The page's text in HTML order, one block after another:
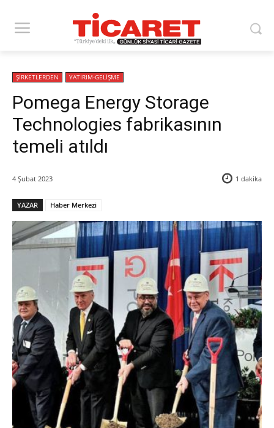
ŞİRKETLERDEN YATIRIM-GELİŞME
Pomega Energy Storage
Technologies fabrikasının
temeli atıldı
4 Şubat 2023 1 dakika
YAZAR Haber Merkezi